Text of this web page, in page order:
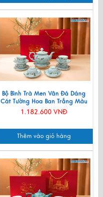
Bộ Bình Trà Men Vân Đá Dáng
Cát Tường Hoa Ban Trắng Màu
Xanh Lam VBT12/8
1.182.600 VNĐ
Thêm vào giỏ hàng